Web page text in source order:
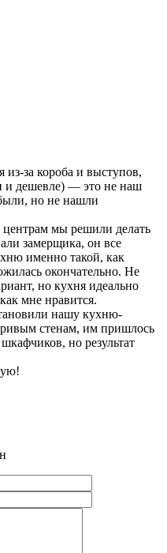
из-за короба и выступов,
и дешевле) — это не наш
но не нашли
мы решили делать
замерщика, он все
именно такой, как
окончательно. Не
но кухня идеально
мне нравится.
нашу кухню-
стенам, им пришлось
но результат